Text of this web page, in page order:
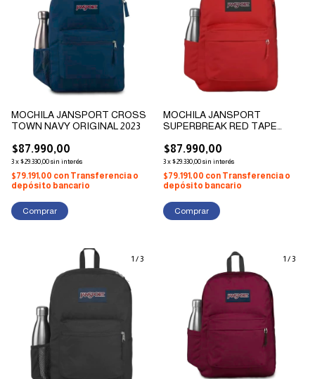
MOCHILA JANSPORT CROSS
TOWN NAVY ORIGINAL 2023
$87.990,00
3x$29.330,00sin interés
$79.191,00 con Transferencia o
depósito bancario
MOCHILA JANSPORT
SUPERBREAK RED TAPE
$87.990,00
3x$29.330,00sin interés
$79.191,00 con Transferencia o
depósito bancario
1 /3 1 /3